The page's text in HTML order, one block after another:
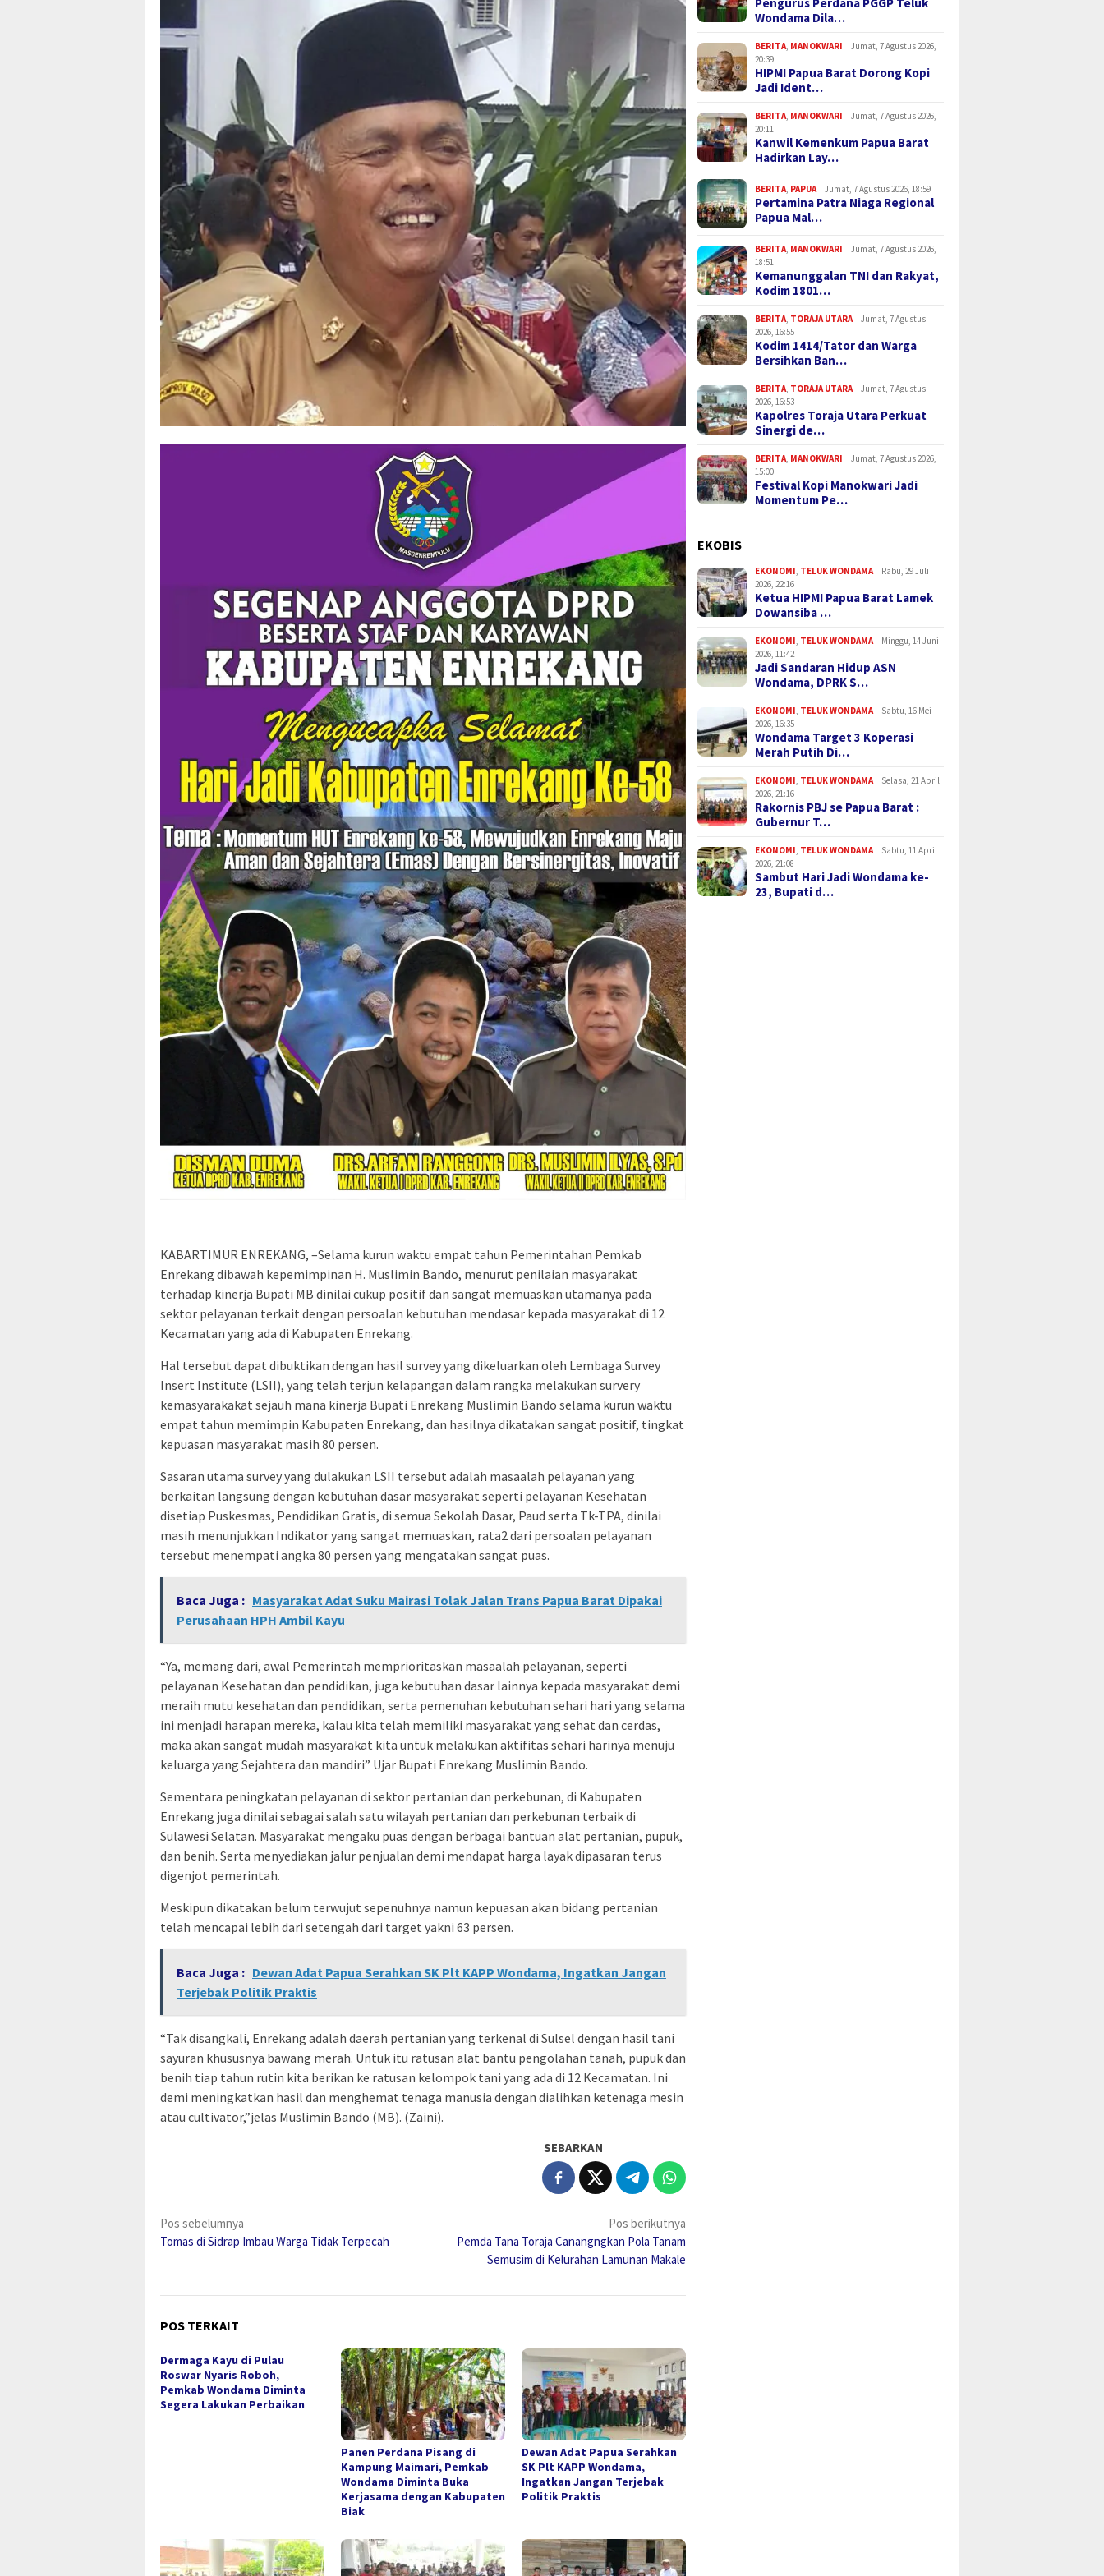
KABARTIMUR ENREKANG, –Selama kurun waktu empat tahun Pemerintahan Pemkab
Enrekang dibawah kepemimpinan H. Muslimin Bando, menurut penilaian masyarakat
terhadap kinerja Bupati MB dinilai cukup positif dan sangat memuaskan utamanya pada
sektor pelayanan terkait dengan persoalan kebutuhan mendasar kepada masyarakat di 12
Kecamatan yang ada di Kabupaten Enrekang.
Hal tersebut dapat dibuktikan dengan hasil survey yang dikeluarkan oleh Lembaga Survey
Insert Institute (LSII), yang telah terjun kelapangan dalam rangka melakukan survery
kemasyarakakat sejauh mana kinerja Bupati Enrekang Muslimin Bando selama kurun waktu
empat tahun memimpin Kabupaten Enrekang, dan hasilnya dikatakan sangat positif, tingkat
kepuasan masyarakat masih 80 persen.
Sasaran utama survey yang dulakukan LSII tersebut adalah masaalah pelayanan yang
berkaitan langsung dengan kebutuhan dasar masyarakat seperti pelayanan Kesehatan
disetiap Puskesmas, Pendidikan Gratis, di semua Sekolah Dasar, Paud serta Tk-TPA, dinilai
masih menunjukkan Indikator yang sangat memuaskan, rata2 dari persoalan pelayanan
tersebut menempati angka 80 persen yang mengatakan sangat puas.
Baca Juga : Masyarakat Adat Suku Mairasi Tolak Jalan Trans Papua Barat Dipakai
Perusahaan HPH Ambil Kayu
“Ya, memang dari, awal Pemerintah memprioritaskan masaalah pelayanan, seperti
pelayanan Kesehatan dan pendidikan, juga kebutuhan dasar lainnya kepada masyarakat demi
meraih mutu kesehatan dan pendidikan, serta pemenuhan kebutuhan sehari hari yang selama
ini menjadi harapan mereka, kalau kita telah memiliki masyarakat yang sehat dan cerdas,
maka akan sangat mudah masyarakat kita untuk melakukan aktifitas sehari harinya menuju
keluarga yang Sejahtera dan mandiri” Ujar Bupati Enrekang Muslimin Bando.
Sementara peningkatan pelayanan di sektor pertanian dan perkebunan, di Kabupaten
Enrekang juga dinilai sebagai salah satu wilayah pertanian dan perkebunan terbaik di
Sulawesi Selatan. Masyarakat mengaku puas dengan berbagai bantuan alat pertanian, pupuk,
dan benih. Serta menyediakan jalur penjualan demi mendapat harga layak dipasaran terus
digenjot pemerintah.
Meskipun dikatakan belum terwujut sepenuhnya namun kepuasan akan bidang pertanian
telah mencapai lebih dari setengah dari target yakni 63 persen.
Baca Juga : Dewan Adat Papua Serahkan SK Plt KAPP Wondama, Ingatkan Jangan
Terjebak Politik Praktis
“Tak disangkali, Enrekang adalah daerah pertanian yang terkenal di Sulsel dengan hasil tani
sayuran khususnya bawang merah. Untuk itu ratusan alat bantu pengolahan tanah, pupuk dan
benih tiap tahun rutin kita berikan ke ratusan kelompok tani yang ada di 12 Kecamatan. Ini
demi meningkatkan hasil dan menghemat tenaga manusia dengan dialihkan ketenaga mesin
atau cultivator,”jelas Muslimin Bando (MB). (Zaini).
SEBARKAN
Navigasi
pos
Pos sebelumnya
Tomas di Sidrap Imbau Warga Tidak Terpecah
Pos berikutnya
Pemda Tana Toraja Canangngkan Pola Tanam
Semusim di Kelurahan Lamunan Makale
POS TERKAIT
Dermaga Kayu di Pulau
Roswar Nyaris Roboh,
Pemkab Wondama Diminta
Segera Lakukan Perbaikan
Panen Perdana Pisang di
Kampung Maimari, Pemkab
Wondama Diminta Buka
Kerjasama dengan Kabupaten
Biak
Dewan Adat Papua Serahkan
SK Plt KAPP Wondama,
Ingatkan Jangan Terjebak
Politik Praktis
Wondama Dila…
BERITA, MANOKWARI
Jumat, 7 Agustus 2026,
20:39
HIPMI Papua Barat Dorong Kopi
Jadi Ident…
BERITA, MANOKWARI
Jumat, 7 Agustus 2026,
20:11
Kanwil Kemenkum Papua Barat
Hadirkan Lay…
BERITA, PAPUA Jumat, 7 Agustus 2026, 18:59
Pertamina Patra Niaga Regional
Papua Mal…
BERITA, MANOKWARI
Jumat, 7 Agustus 2026,
18:51
Kemanunggalan TNI dan Rakyat,
Kodim 1801…
BERITA, TORAJA UTARA
Jumat, 7 Agustus
2026, 16:55
Kodim 1414/Tator dan Warga
Bersihkan Ban…
BERITA, TORAJA UTARA
Jumat, 7 Agustus
2026, 16:53
Kapolres Toraja Utara Perkuat
Sinergi de…
BERITA, MANOKWARI
Jumat, 7 Agustus 2026,
15:00
Festival Kopi Manokwari Jadi
Momentum Pe…
EKOBIS
EKONOMI, TELUK WONDAMA
Rabu, 29 Juli
2026, 22:16
Ketua HIPMI Papua Barat Lamek
Dowansiba …
EKONOMI, TELUK WONDAMA
Minggu, 14 Juni
2026, 11:42
Jadi Sandaran Hidup ASN
Wondama, DPRK S…
EKONOMI, TELUK WONDAMA
Sabtu, 16 Mei
2026, 16:35
Wondama Target 3 Koperasi
Merah Putih Di…
EKONOMI, TELUK WONDAMA
Selasa, 21 April
2026, 21:16
Rakornis PBJ se Papua Barat :
Gubernur T…
EKONOMI, TELUK WONDAMA
Sabtu, 11 April
2026, 21:08
Sambut Hari Jadi Wondama ke-
23, Bupati d…